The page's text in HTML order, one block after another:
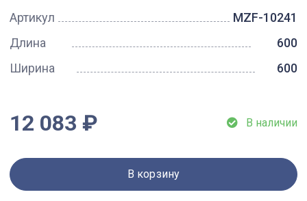
Артикул
MZF-10241
Длина
600
Ширина
600
12 083 ₽ В наличии
В корзину